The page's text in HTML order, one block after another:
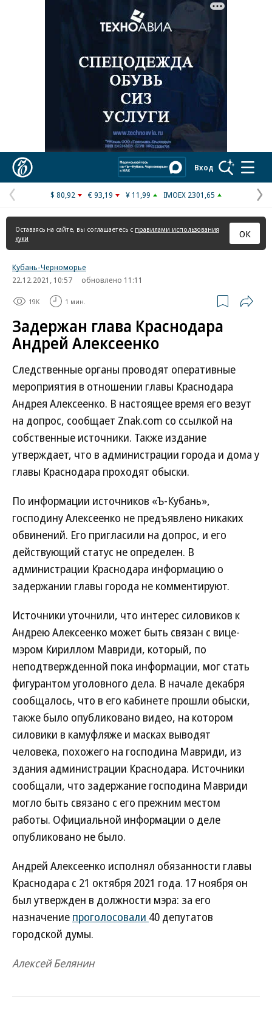
Реклама в «Ъ» www.kommersant.ru/ad
Вход
Предыдущая
страница
$ 80,92 € 93,19 ¥ 11,99 IMOEX 2301,65
Оставаясь на сайте, вы соглашаетесь с правилами использования
куки
ОК
Кубань-Черноморье
22.12.2021, 10:57
обновлено 11:11
19K 1 мин.
Задержан глава Краснодара
Андрей Алексеенко
Следственные органы проводят оперативные
мероприятия в отношении главы Краснодара
Андрея Алексеенко. В настоящее время его везут
на допрос, сообщает Znak.com со ссылкой на
собственные источники. Также издание
утверждает, что в администрации города и дома у
главы Краснодара проходят обыски.
По информации источников «Ъ-Кубань»,
господину Алексеенко не предъявлено никаких
обвинений. Его пригласили на допрос, и его
действующий статус не определен. В
администрации Краснодара информацию о
задержании главы города не комментируют.
Источники уточнили, что интерес силовиков к
Андрею Алексеенко может быть связан с вице-
мэром Кириллом Мавриди, который, по
неподтвержденной пока информации, мог стать
фигурантом уголовного дела. В начале декабря
сообщалось, что в его кабинете прошли обыски,
также было опубликовано видео, на котором
силовики в камуфляже и масках выводят
человека, похожего на господина Мавриди, из
здания администрации Краснодара. Источники
сообщали, что задержание господина Мавриди
могло быть связано с его прежним местом
работы. Официальной информации о деле
опубликовано не было.
Андрей Алексеенко исполнял обязанности главы
Краснодара с 21 октября 2021 года. 17 ноября он
был утвержден в должности мэра: за его
назначение проголосовали 40 депутатов
городской думы.
Алексей Белянин